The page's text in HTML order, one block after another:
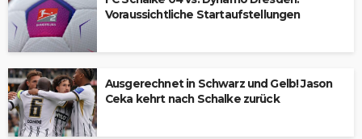
Voraussichtliche Startaufstellungen
Ausgerechnet in Schwarz und Gelb! Jason
Ceka kehrt nach Schalke zurück